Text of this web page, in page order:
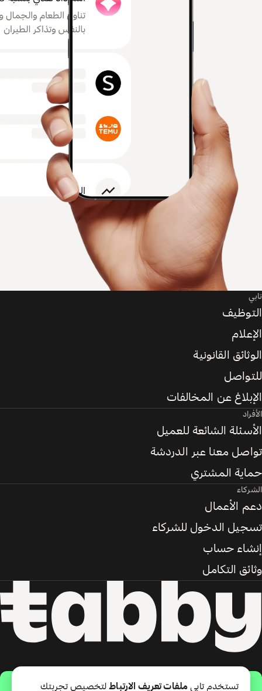
حمّل التطبيق
تابي
التوظيف
الإعلام
الوثائق القانونية
للتواصل
الإبلاغ عن المخالفات
الأفراد
الأسئلة الشائعة للعميل
تواصل معنا عبر الدردشة
حماية المشتري
الشركاء
دعم الأعمال
تسجيل الدخول للشركاء
إنشاء حساب
وثائق التكامل
تستخدم تابي ملفات تعريف الارتباطلتخصيص تجربتك